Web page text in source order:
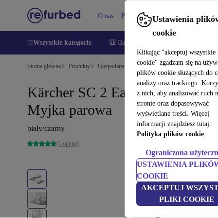
Ustawienia
cookie
Klikając "akceptuj
cookie" zgadzam się na
plików cookie służących do
analizy oraz trackingu.
z nich, aby analizować ruch
stronie oraz dopasowywać
wyświetlane treści. Więcej
informacji znajdziesz tutaj:
Polityka plików cookie
Ograniczona
USTAWIENIA
COOKIE
AKCEPTUJ
PLIKI COOKIE
O nas Pomoc
Wszystkie kategorie 🎒 Back to school
Strona główna Produkty Gospodarstwo domowe Pielęgnacja podłóg
Kärcher SC 2 EasyFix Premium
Myjka parowa
biały/czarny
(1 opinia)